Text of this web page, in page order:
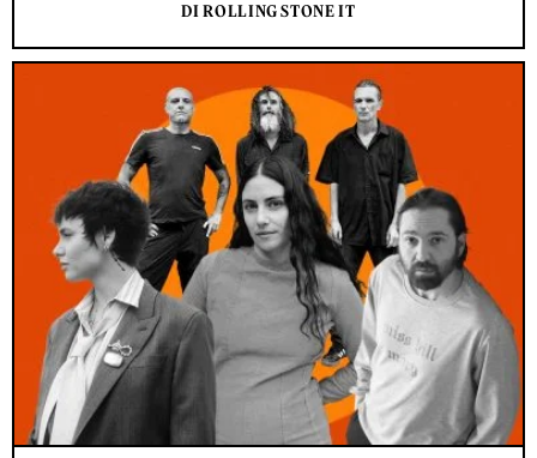
DI ROLLING STONE IT